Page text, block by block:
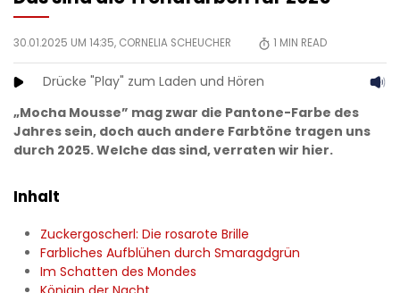
30.01.2025 UM 14:35, CORNELIA SCHEUCHER 1 MIN READ
Drücke "Play" zum Laden und Hören
„Mocha Mousse” mag zwar die Pantone-Farbe des
Jahres sein, doch auch andere Farbtöne tragen uns
durch 2025. Welche das sind, verraten wir hier.
Inhalt
Zuckergoscherl: Die rosarote Brille
Farbliches Aufblühen durch Smaragdgrün
Im Schatten des Mondes